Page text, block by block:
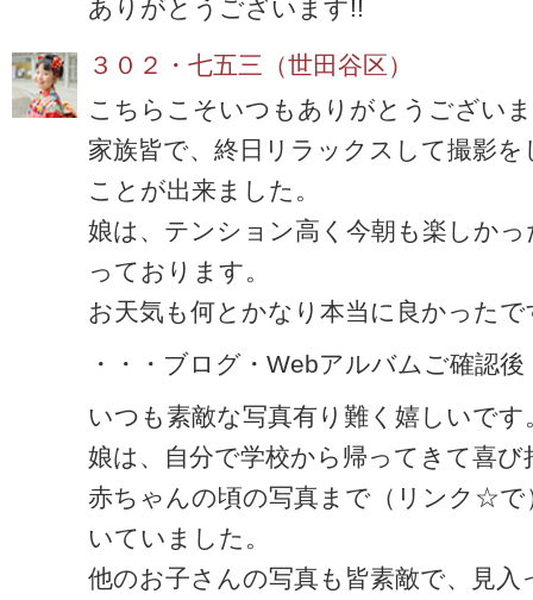
ありがとうございます!!
３０２・七五三（世田谷区）
こちらこそいつもありがとうござい
家族皆で、終日リラックスして撮影を
ことが出来ました。
娘は、テンション高く今朝も楽しかっ
っております。
お天気も何とかなり本当に良かった
・・・ブログ・Webアルバムご確認
いつも素敵な写真有り難く嬉しいです
娘は、自分で学校から帰ってきて喜び
赤ちゃんの頃の写真まで（リンク☆で
いていました。
他のお子さんの写真も皆素敵で、見入